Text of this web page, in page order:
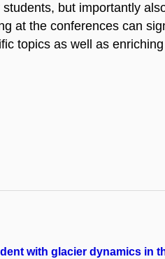
but importantly
at the conferences can
topics as well as
with glacier dynamics in